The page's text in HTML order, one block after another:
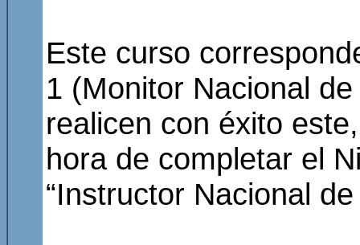
Este curso
1 (Monitor Nacional
realicen con éxito
hora de completar el
“Instructor Nacional